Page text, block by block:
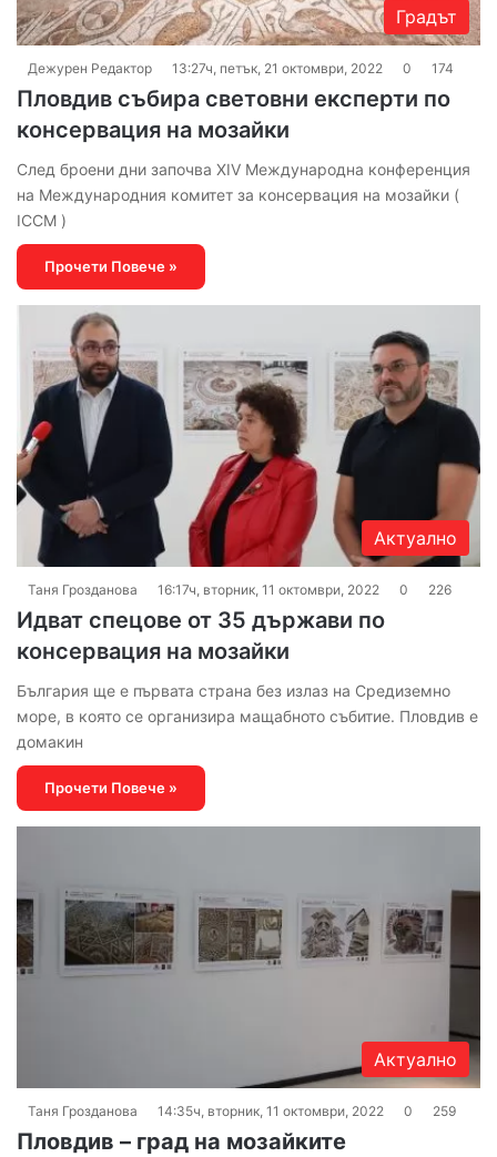
Градът
Дежурен Редактор 13:27ч, петък, 21 октомври, 2022 0 174
Пловдив събира световни експерти по
консервация на мозайки
След броени дни започва XIV Международна конференция
на Международния комитет за консервация на мозайки (
ICCM )
Прочети Повече »
Актуално
Таня Грозданова 16:17ч, вторник, 11 октомври, 2022 0 226
Идват спецове от 35 държави по
консервация на мозайки
България ще е първата страна без излаз на Средиземно
море, в която се организира мащабното събитие. Пловдив е
домакин
Прочети Повече »
Актуално
Таня Грозданова 14:35ч, вторник, 11 октомври, 2022 0 259
Пловдив – град на мозайките